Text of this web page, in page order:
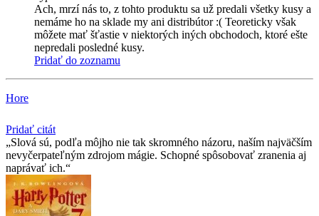
Ach, mrzí nás to, z tohto produktu sa už predali všetky kusy a
nemáme ho na sklade my ani distribútor :( Teoreticky však
môžete mať šťastie v niektorých iných obchodoch, ktoré ešte
nepredali posledné kusy.
Pridať do zoznamu
Hore
Pridať citát
Slová sú, podľa môjho nie tak skromného názoru, naším najväčším
nevyčerpateľným zdrojom mágie. Schopné spôsobovať zranenia aj
naprávať ich.